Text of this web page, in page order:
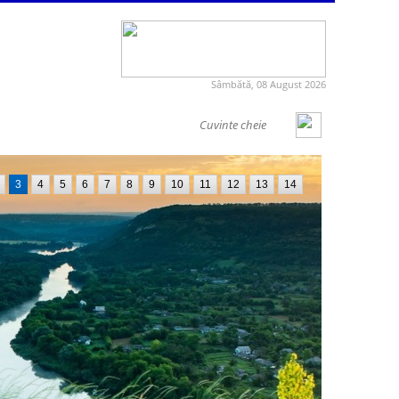
Sâmbătă, 08 August 2026
3 4 5 6 7 8 9 10 11 12 13 14